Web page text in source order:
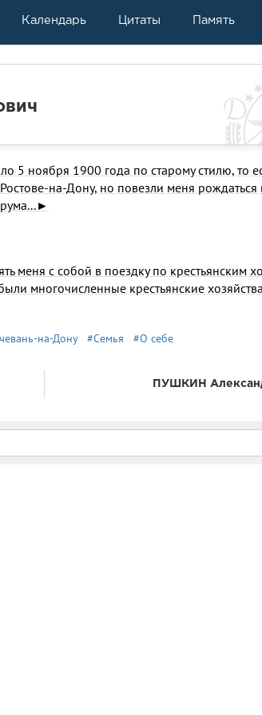
Календарь Цитаты Память
ноября 1900 года по старому стилю, то
на-Дону, но повезли меня рождаться
меня с собой в поездку по крестьянским
многочисленные крестьянские
на-Дону #Семья #О себе
ПУШКИН